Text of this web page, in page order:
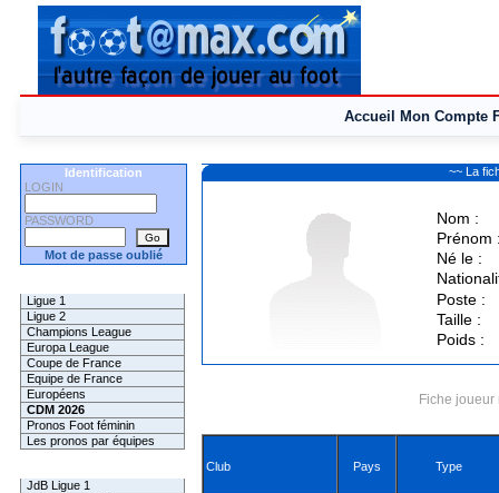
Accueil Mon Compte
Identification
LOGIN
PASSWORD
Mot de passe oublié
Ligue 1
Ligue 2
Champions League
Europa League
Coupe de France
Equipe de France
Européens
CDM 2026
Pronos Foot féminin
Les pronos par équipes
JdB Ligue 1
~~ La
Nom :
Prénom
Né le :
Poste :
Taille :
Poids :
Fiche
Club Pays Type